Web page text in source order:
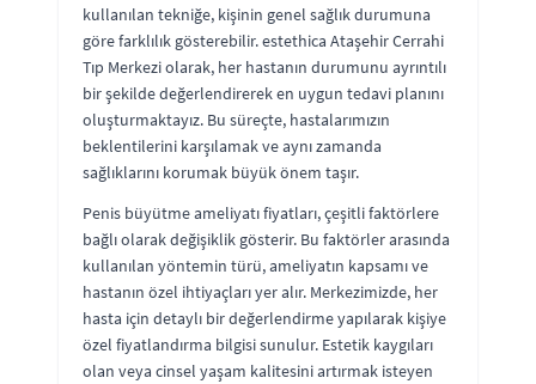
kullanılan tekniğe, kişinin genel sağlık durumuna
göre farklılık gösterebilir. estethica Ataşehir Cerrahi
Tıp Merkezi olarak, her hastanın durumunu ayrıntılı
bir şekilde değerlendirerek en uygun tedavi planını
oluşturmaktayız. Bu süreçte, hastalarımızın
beklentilerini karşılamak ve aynı zamanda
sağlıklarını korumak büyük önem taşır.
Penis büyütme ameliyatı fiyatları, çeşitli faktörlere
bağlı olarak değişiklik gösterir. Bu faktörler arasında
kullanılan yöntemin türü, ameliyatın kapsamı ve
hastanın özel ihtiyaçları yer alır. Merkezimizde, her
hasta için detaylı bir değerlendirme yapılarak kişiye
özel fiyatlandırma bilgisi sunulur. Estetik kaygıları
olan veya cinsel yaşam kalitesini artırmak isteyen